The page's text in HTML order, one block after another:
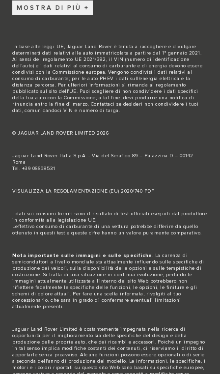
MOSTRA DI PIÙ
In base alle leggi UE, Jaguar Land Rover è tenuta a raccogliere e divulgare
determinati dati relativi alle auto immatricolate a partire dal 1° gennaio 2021.
Ai sensi del regolamento UE 2021/392, il VIN (numero di identificazione
dell'auto) e i dati relativi al consumo di carburante e di energia devono essere
condivisi con la Commissione europea. Vengono condivisi i dati relativi al
consumo di carburante; per le auto PHEV i dati sull'energia elettrica e la
distanza percorsa. Per ulteriori informazioni si rimanda al regolamento
pubblicato sul sito dell'UE. Puoi scegliere di non condividere i dati specifici
della tua auto con la Commissione; a tal fine, devi produrre una notifica di
rinuncia entro la fine di marzo. Contattaci se desideri non condividere i tuoi
dati, comunicandoci VIN e numero di targa.
© JAGUAR LAND ROVER LIMITED 2026
Jaguar Land Rover Italia S.p.A. - Via del Serafico 89 – Palazzina D – 00142
Roma
Tel. +39 06658531
VISUALIZZA LA REGOLAMENTAZIONE (EU) 2020/740 PDF
I dati sui consumi forniti sono il risultato di test ufficiali eseguiti dal produttore
in conformità alla legislazione UE.
L'effettivo consumo di carburante di una vettura potrebbe differire da quello
ottenuto in questi test e queste cifre hanno un valore puramente comparativo.
Nota importante sulle immagini e sulle specifiche . La carenza di
semiconduttori a livello mondiale sta attualmente influendo sulle specifiche di
produzione dei veicoli, sulla disponibilità delle opzioni e sulle tempistiche di
costruzione. Si tratta di una situazione in continua evoluzione, pertanto le
immagini attualmente utilizzate all'interno del sito Web potrebbero non
riflettere fedelmente le specifiche delle funzioni, le opzioni, le finiture e gli
schemi di colore attuali. Per fare una scelta informata, rivolgiti al tuo
concessionario, che sarà in grado di confermare eventuali limitazioni
attualmente presenti.
Jaguar Land Rover Limited è costantemente impegnata nella ricerca di
opportunità per il miglioramento sia delle specifiche del design e della
produzione delle proprie auto, che dei ricambi e accessori. Poiché un impegno
in tal senso implica modifiche costanti dei contenuti, ci riserviamo il diritto di
apportarle senza preavviso. Alcune funzioni possono essere opzionali o di serie
a seconda dell'anno di produzione del modello. Le informazioni, le specifiche, i
motori e i colori riportati su questo sito Web sono basati su specifiche europee,